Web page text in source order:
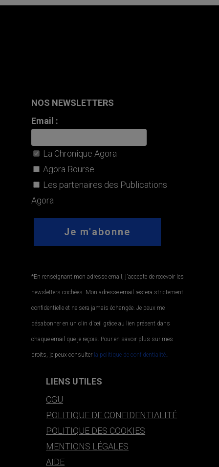
NOS NEWSLETTERS
Email :
La Chronique Agora
Agora Bourse
Les partenaires des Publications
Agora
*En renseignant mon adresse email, j'accepte de recevoir les
newsletters cochées. Mon adresse email restera strictement
confidentielle et ne sera jamais échangée. Je peux me
désabonner en un clin d'œil grâce au lien présent dans
chaque email que je reçois. Pour en savoir plus sur mes
droits, je peux consulter la politique de confidentialité..
LIENS UTILES
CGU
POLITIQUE DE CONFIDENTIALITÉ
POLITIQUE DES COOKIES
MENTIONS LÉGALES
AIDE